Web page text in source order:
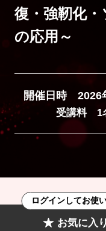
復・強靭化
の応用～
開催日時 2026
受講料 1
お気に入
ログインしてお使